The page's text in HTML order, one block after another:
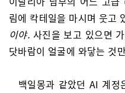
림에 칵테일을 마시며 웃고
이야. 사진을 보고 있으면
닷바람이 얼굴에 와닿는 것
백일몽과 같았던 AI 계정